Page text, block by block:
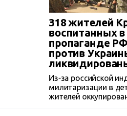
318 жителей
воспитанных
пропаганде
против
Из-за российской
милитаризации в
жителей